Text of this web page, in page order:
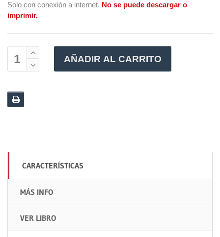
Solo con conexión a internet. No se puede descargar o
imprimir.
AÑADIR AL CARRITO
CARACTERÍSTICAS
MÁS INFO
VER LIBRO